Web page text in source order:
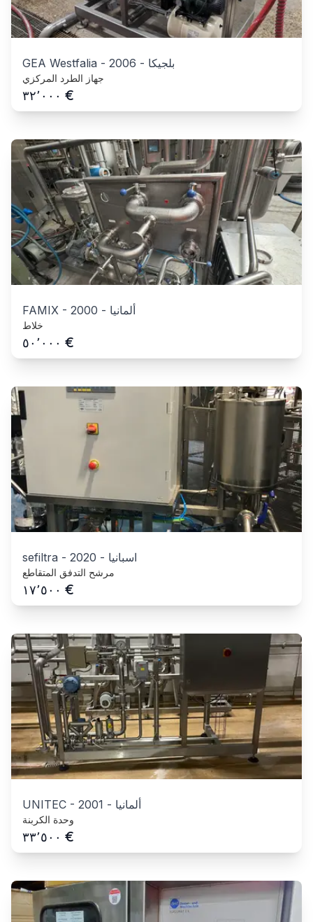
GEA Westfalia - 2006 - بلجيكا
جهاز الطرد المركزي
٣٢٬٠٠٠ €
FAMIX - 2000 - ألمانيا
خلاط
٥٠٬٠٠٠ €
sefiltra - 2020 - اسبانيا
مرشح التدفق المتقاطع
١٧٬٥٠٠ €
UNITEC - 2001 - ألمانيا
وحدة الكربنة
٣٣٬٥٠٠ €